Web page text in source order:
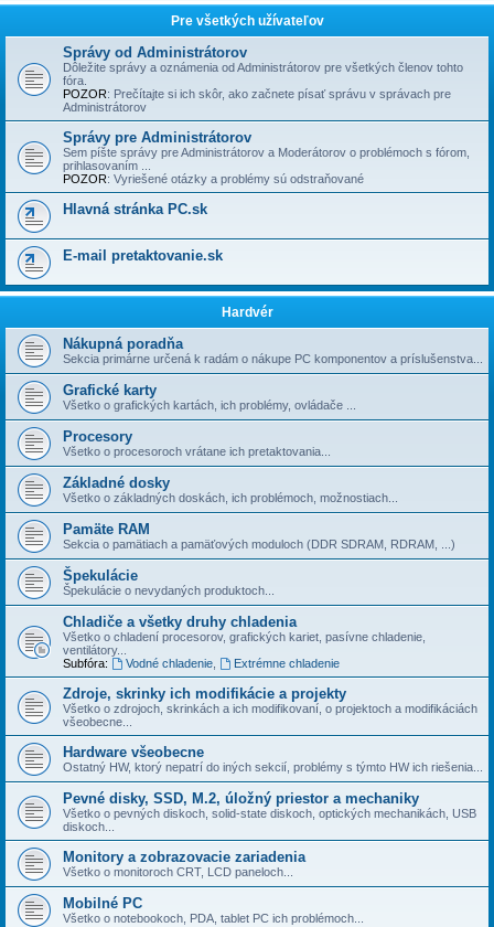
Pre všetkých užívateľov
Správy od Administrátorov
Dôležite správy a oznámenia od Administrátorov pre všetkých členov tohto
fóra.
POZOR: Prečí­tajte si ich skôr, ako začnete písať správu v správach pre
Administrátorov
Správy pre Administrátorov
Sem píšte správy pre Administrátorov a Moderátorov o problémoch s fórom,
prihlasovaní­m ...
POZOR: Vyriešené otázky a problémy sú odstraňované
Hlavná stránka PC.sk
E-mail pretaktovanie.sk
Hardvér
Nákupná poradňa
Sekcia primárne určená k radám o nákupe PC komponentov a príslušenstva...
Grafické karty
Všetko o grafických kartách, ich problémy, ovládače ...
Procesory
Všetko o procesoroch vrátane ich pretaktovania...
Základné dosky
Všetko o základných doskách, ich problémoch, možnostiach...
Pamäte RAM
Sekcia o pamätiach a pamäťových moduloch (DDR SDRAM, RDRAM, ...)
Špekulácie
Špekulácie o nevydaných produktoch...
Chladiče a všetky druhy chladenia
Všetko o chladení procesorov, grafických kariet, pasí­vne chladenie,
ventilátory...
Subfóra:
Vodné chladenie, Extrémne chladenie
Zdroje, skrinky ich modifikácie a projekty
Všetko o zdrojoch, skrinkách a ich modifikovaní, o projektoch a modifikáciách
všeobecne...
Hardware všeobecne
Ostatný HW, ktorý nepatrí do iných sekcií­, problémy s týmto HW ich riešenia...
Pevné disky, SSD, M.2, úložný priestor a mechaniky
Všetko o pevných diskoch, solid-state diskoch, optických mechanikách, USB
diskoch...
Monitory a zobrazovacie zariadenia
Všetko o monitoroch CRT, LCD paneloch...
Mobilné PC
Všetko o notebookoch, PDA, tablet PC ich problémoch...